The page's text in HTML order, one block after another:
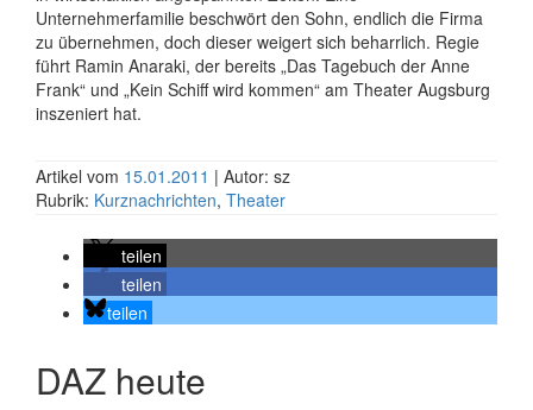
Unternehmerfamilie beschwört den Sohn, endlich die Firma
zu übernehmen, doch dieser weigert sich beharrlich. Regie
führt Ramin Anaraki, der bereits „Das Tagebuch der Anne
Frank“ und „Kein Schiff wird kommen“ am Theater Augsburg
inszeniert hat.
Artikel vom 15.01.2011 | Autor: sz
Rubrik: Kurznachrichten, Theater
teilen
teilen
teilen
DAZ heute